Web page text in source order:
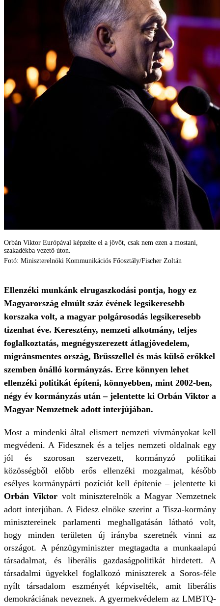
Orbán Viktor Európával képzelte el a jövőt, csak nem ezen a mostani,
szakadékba vezető úton.
Fotó: Miniszterelnöki Kommunikációs Főosztály/Fischer Zoltán
Ellenzéki munkánk elrugaszkodási pontja, hogy ez
Magyarország elmúlt száz évének legsikeresebb
korszaka volt, a magyar polgárosodás legsikeresebb
tizenhat éve. Keresztény, nemzeti alkotmány, teljes
foglalkoztatás, megnégyszerezett átlagjövedelem,
migránsmentes ország, Brüsszellel és más külső erőkkel
szemben önálló kormányzás. Erre könnyen lehet
ellenzéki politikát építeni, könnyebben, mint 2002-ben,
négy év kormányzás után – jelentette ki Orbán Viktor a
Magyar Nemzetnek adott interjújában.
Most a mindenki által elismert nemzeti vívmányokat kell
megvédeni. A Fidesznek és a teljes nemzeti oldalnak egy
jól és szorosan szervezett, kormányzó politikai
közösségből előbb erős ellenzéki mozgalmat, később
esélyes kormánypárti pozíciót kell építenie – jelentette ki
Orbán Viktor volt miniszterelnök a Magyar Nemzetnek
adott interjúban. A Fidesz elnöke szerint a Tisza-kormány
minisztereinek parlamenti meghallgatásán látható volt,
hogy minden területen új irányba szeretnék vinni az
országot. A pénzügyminiszter megtagadta a munkaalapú
társadalmat, és liberális gazdaságpolitikát hirdetett. A
társadalmi ügyekkel foglalkozó miniszterek a Soros-féle
nyílt társadalom eszményét képviselték, amit liberális
demokráciának neveznek. A gyermekvédelem az LMBTQ-